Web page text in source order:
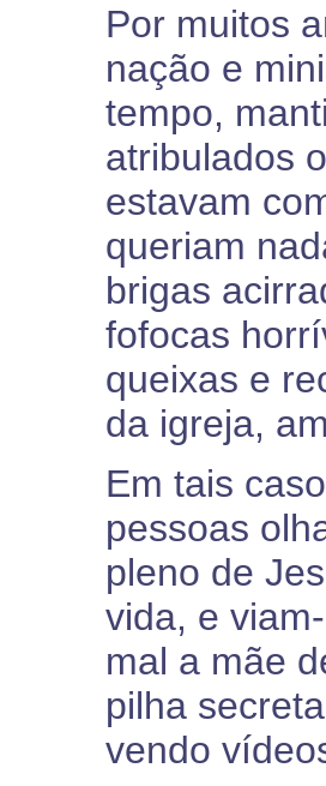
Por muitos
nação e
tempo,
atribulados
estavam
queriam
brigas
fofocas
queixas e
da igreja,
Em tais
pessoas
pleno de
vida, e
mal a mãe
pilha
vendo